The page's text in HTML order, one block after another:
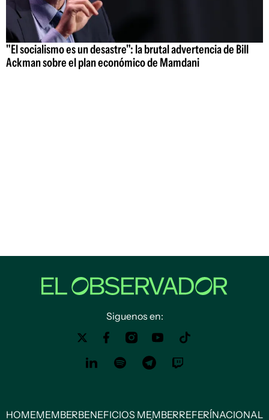
"El socialismo es un desastre": la brutal advertencia de Bill
Ackman sobre el plan económico de Mamdani
Siguenos en:
HOMEMEMBERBENEFICIOS MEMBERREFERÍNACIONAL